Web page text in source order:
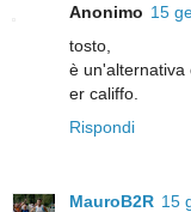
Anonimo 15
tosto,
è un'alternativa
er califfo.
Rispondi
MauroB2R 15